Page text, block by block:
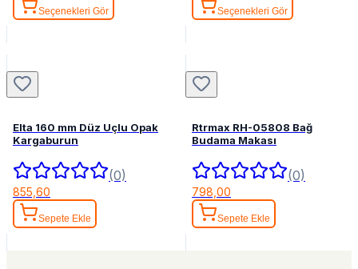
Seçenekleri Gör Seçenekleri Gör
Elta 160 mm Düz Uçlu Opak
Kargaburun
(0)
855,60
Sepete Ekle
Rtrmax RH-05808 Bağ
Budama Makası
(0)
798,00
Sepete Ekle